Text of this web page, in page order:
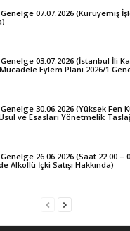
Genelge 07.07.2026 (Kuruyemiş
03.07.2026 (İstanbul İli
Eylem Planı 2026/1
30.06.2026 (Yüksek Fen
ve Esasları Yönetmelik
26.06.2026 (Saat 22.00 –
Alkollü İçki Satışı Hakkında)